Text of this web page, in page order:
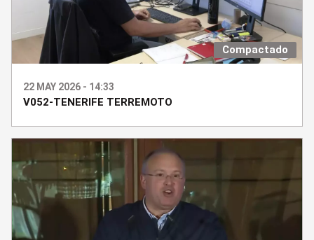
Compactado
22 MAY 2026 - 14:33
V052-TENERIFE TERREMOTO